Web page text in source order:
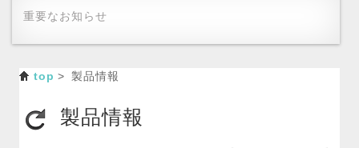
重要なお知らせ
top 製品情報
製品情報